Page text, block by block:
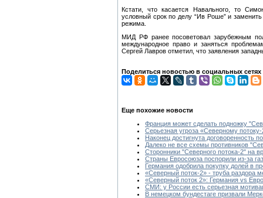
Кстати, что касается Навального, то
условный срок по делу “Ив Роше” и
режима.
МИД РФ ранее посоветовал зарубежным
международное право и заняться
Сергей Лавров отметил, что заявления
Поделиться новостью в социальных сетях
Еще похожие новости
Франция может сделать подножку
Серьезная угроза «Северному потоку-
Наконец достигнута договоренность
Далеко не все схемы противников
Сторонники "Северного потока-2" на
Страны Евросоюза поспорили из-за
Германия одобрила покупку долей в
«Северный поток-2» - труба раздора
«Северный поток 2»: Германия vs
СМИ: у России есть серьезная
В немецком бундестаге призвали